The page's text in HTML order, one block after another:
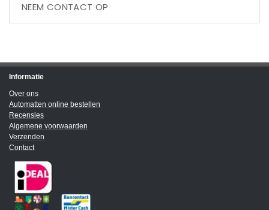
NEEM CONTACT OP
Informatie
Over ons
Automatten online bestellen
Recensies
Algemene voorwaarden
Verzenden
Contact